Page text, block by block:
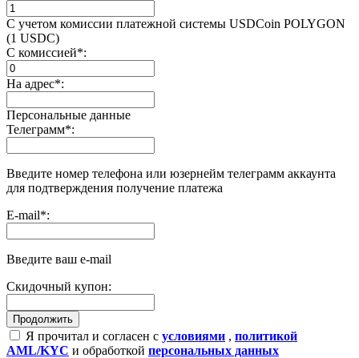
С учетом комиссии платежной системы USDCoin POLYGON
(1 USDC)
С комиссией*:
На адрес*:
Персональные данные
Телеграмм*:
Введите номер телефона или юзернейм телеграмм аккаунта
для подтверждения получение платежа
E-mail*:
Введите ваш e-mail
Скидочный купон:
Я прочитал и согласен с условиями , политикой
AML/KYC и обработкой персональных данных